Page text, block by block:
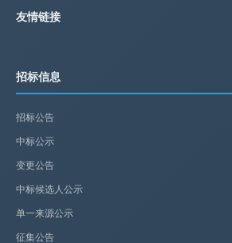
友情链接
招标信息
招标公告
中标公示
变更公告
中标候选人公示
单一来源公示
征集公告